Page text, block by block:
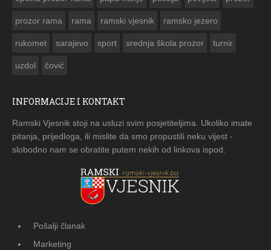
prozor rama rama ramski vjesnik ramsko jezero
rukomet sarajevo sport srednja škola prozor turnir
uzdol čović
INFORMACIJE I KONTAKT
Ramski Vjesnik stoji na usluzi svim posjetiteljima. Ukoliko imate
pitanja, prijedloga, ili mislite da smo propustili neku vijest -
slobodno nam se obratite putem nekih od linkova ispod.
Pošalji članak
Marketing